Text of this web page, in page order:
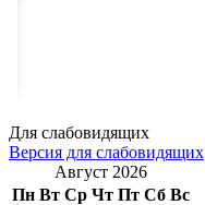
Для слабовидящих
Версия для слабовидящих
Август 2026
Пн Вт Ср Чт Пт Сб Вс